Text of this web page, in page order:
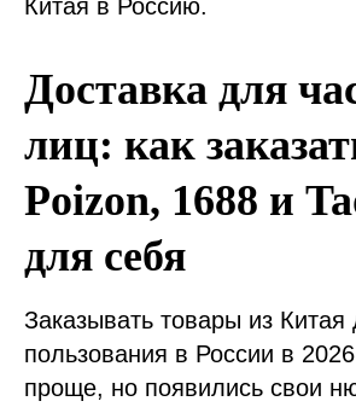
Китая в Россию.
Доставка для
лиц: как
Poizon, 1688 и
для себя
Заказывать товары из Китая
пользования в России в
проще, но появились свои